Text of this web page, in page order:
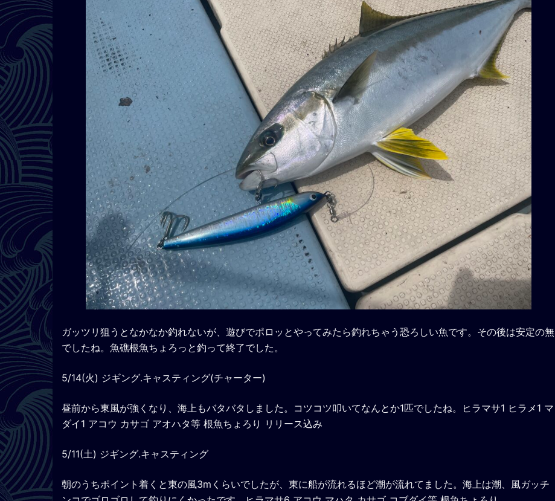
ガッツリ狙うとなかなか釣れないが、遊びでポロッとやってみたら釣れちゃう恐ろしい魚です。その後は安定の無
でしたね。魚礁根魚ちょろっと釣って終了でした。
5/14(火) ジギング.キャスティング(チャーター)
昼前から東風が強くなり、海上もバタバタしました。コツコツ叩いてなんとか1匹でしたね。ヒラマサ1 ヒラメ1 マ
ダイ1 アコウ カサゴ アオハタ等 根魚ちょろり リリース込み
5/11(土) ジギング.キャスティング
朝のうちポイント着くと東の風3mくらいでしたが、東に船が流れるほど潮が流れてました。海上は潮、風ガッチ